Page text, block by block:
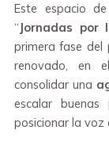
Este espacio
“ Jornadas por
primera fase del
renovado, en
consolidar una
escalar
posicionar la voz